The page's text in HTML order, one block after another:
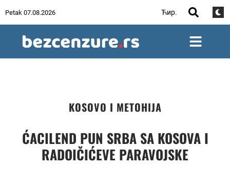
Petak 07.08.2026 Ћир.
KOSOVO I METOHIJA
ĆACILEND PUN SRBA SA KOSOVA I
RADOIČIĆEVE PARAVOJSKE